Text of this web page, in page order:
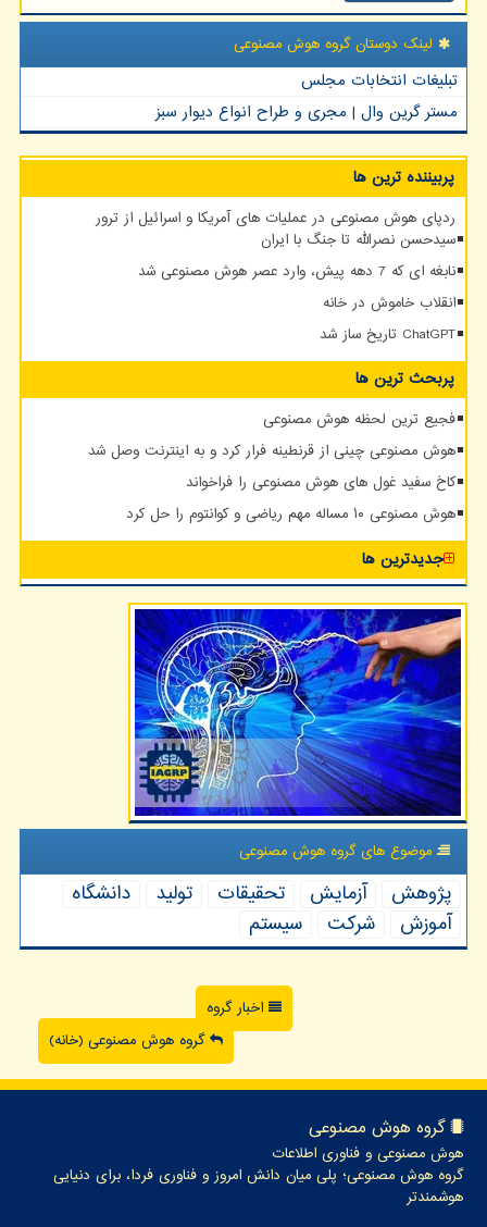
لینک دوستان گروه هوش مصنوعی
تبلیغات انتخابات مجلس
مستر گرین وال | مجری و طراح انواع دیوار سبز
پربیننده ترین ها
ردپای هوش مصنوعی در عملیات های آمریکا و اسرائیل از ترور
سیدحسن نصرالله تا جنگ با ایران
نابغه ای که 7 دهه پیش، وارد عصر هوش مصنوعی شد
انقلاب خاموش در خانه
ChatGPT تاریخ ساز شد
پربحث ترین ها
فجیع ترین لحظه هوش مصنوعی
هوش مصنوعی چینی از قرنطینه فرار کرد و به اینترنت وصل شد
کاخ سفید غول های هوش مصنوعی را فراخواند
هوش مصنوعی ۱۰ مساله مهم ریاضی و کوانتوم را حل کرد
جدیدترین ها
موضوع های گروه هوش مصنوعی
پژوهش آزمایش تحقیقات تولید
دانشگاه
آموزش
شركت سیستم
اخبار گروه
گروه هوش مصنوعی (خانه)
گروه هوش مصنوعی
هوش مصنوعی و فناوری اطلاعات
گروه هوش مصنوعی؛ پلی میان دانش امروز و فناوری فردا، برای دنیایی
هوشمندتر